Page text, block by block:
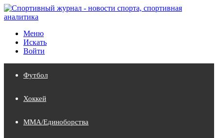
Меню
Искать
Войти
Футбол
Хоккей
MMA/Единоборства